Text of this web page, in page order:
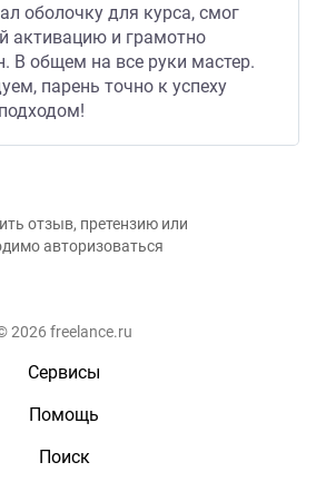
оболочку для курса, смог
активацию и грамотно
В общем на все руки мастер.
парень точно к успеху
отзыв, претензию или
авторизоваться
2026 freelance.ru
Сервисы
Помощь
Поиск